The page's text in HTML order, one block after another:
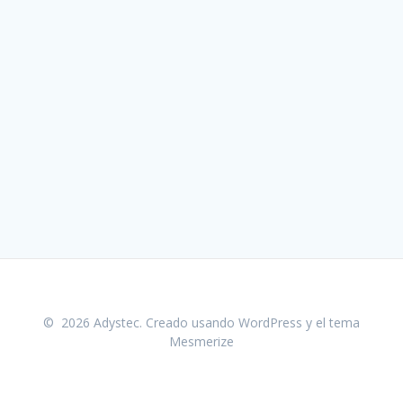
© 2026 Adystec. Creado usando WordPress y el tema
Mesmerize